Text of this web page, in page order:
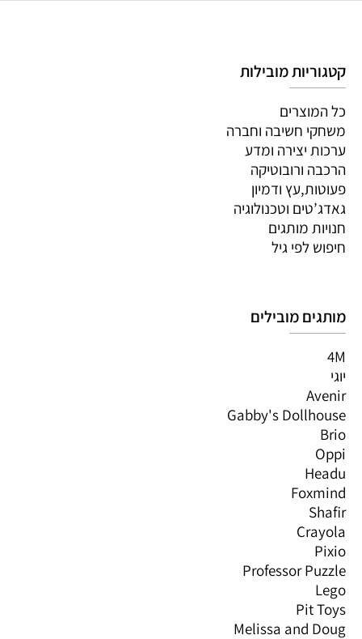
קטגוריות מובילות
כל המוצרים
משחקי חשיבה וחברה
ערכות יצירה ומדע
הרכבה ורובוטיקה
פעוטות,עץ ודמיון
גאדג’טים וטכנולוגיה
חנויות מותגים
חיפוש לפי גיל
מותגים מובילים
4M
יוגי
Avenir
Gabby's Dollhouse
Brio
Oppi
Headu
Foxmind
Shafir
Crayola
Pixio
Professor Puzzle
Lego
Pit Toys
Melissa and Doug